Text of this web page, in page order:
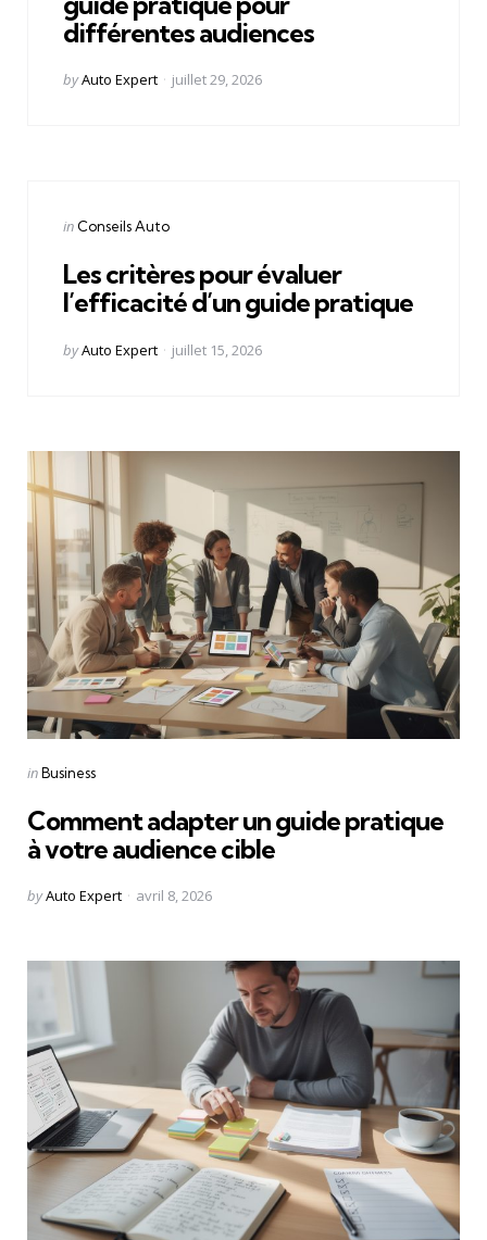
différentes audiences
Posted
byAuto Expert juillet 29, 2026
Categories
Posted
in Conseils Auto
Les critères pour évaluer
l’efficacité d’un guide pratique
Posted
byAuto Expert juillet 15, 2026
Categories
Posted
inBusiness
Comment adapter un guide pratique
à votre audience cible
Posted
byAuto Expert avril 8, 2026